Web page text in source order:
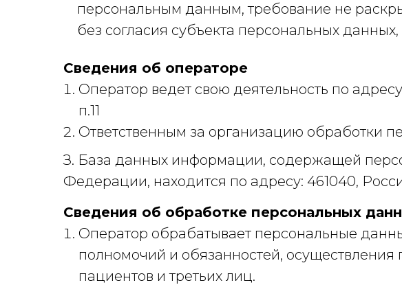
персональным данным, требование не
без согласия субъекта персональных
Сведения об операторе
Оператор ведет свою деятельность по
п.11
Ответственным за организацию обработки
З. База данных информации, содержащей
Федерации, находится по адресу: 461040,
Сведения об обработке персональных
Оператор обрабатывает персональные
полномочий и обязанностей,
пациентов и третьих лиц.